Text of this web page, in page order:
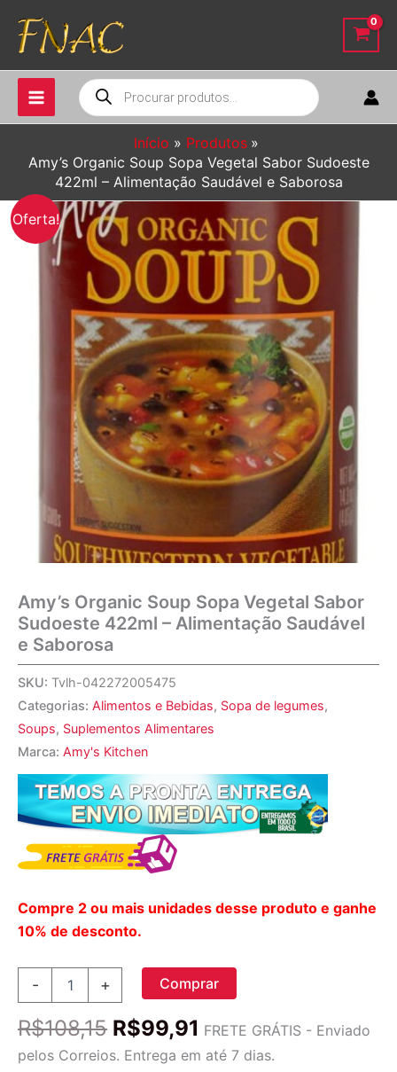
para
conteúdo
Pesquisar
produtos
Início
Produtos
Amy’s Organic Soup Sopa Vegetal Sabor Sudoeste
422ml – Alimentação Saudável e Saborosa
Oferta!
Amy’s Organic Soup Sopa Vegetal Sabor
Sudoeste 422ml – Alimentação Saudável
e Saborosa
SKU: Tvlh-042272005475
Categorias: Alimentos e Bebidas, Sopa de legumes,
Soups, Suplementos Alimentares
Marca: Amy's Kitchen
Compre 2 ou mais unidades desse produto e ganhe
10% de desconto.
-
Sopa
Sabor
+ Comprar
R$108,15 O
preço
R$99,91 O
preço
FRETE GRÁTIS - Enviado
pelos Correios. Entrega em até 7 dias.